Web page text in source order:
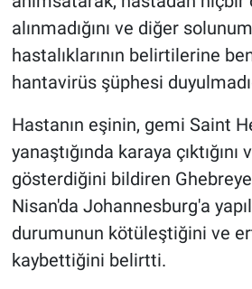
alınmadığını ve diğer
hastalıklarının belirtilerine
hantavirüs şüphesi
Hastanın eşinin, gemi Saint
yanaştığında karaya
gösterdiğini bildiren
Nisan'da Johannesburg'a
durumunun kötüleştiğini ve
kaybettiğini belirtti.